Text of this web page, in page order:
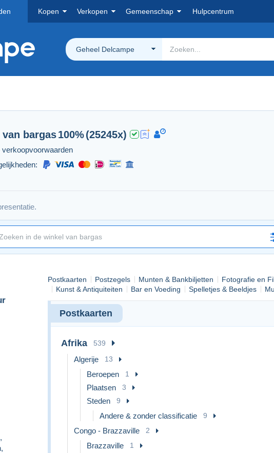
Kopen Verkopen Gemeenschap Hulpcentrum
Geheel Delcampe
bargas100%(25245x)
verkoopvoorwaarden
,
,
Postkaarten Postzegels Munten & Bankbiljetten Fotografie en
Kunst & Antiquiteiten
Bar en Voeding Spelletjes & Beeldjes
Postkaarten
Afrika 539
Algerije 13
Beroepen 1
Plaatsen 3
Steden 9
Andere & zonder classificatie 9
Congo - Brazzaville 2
Brazzaville 1